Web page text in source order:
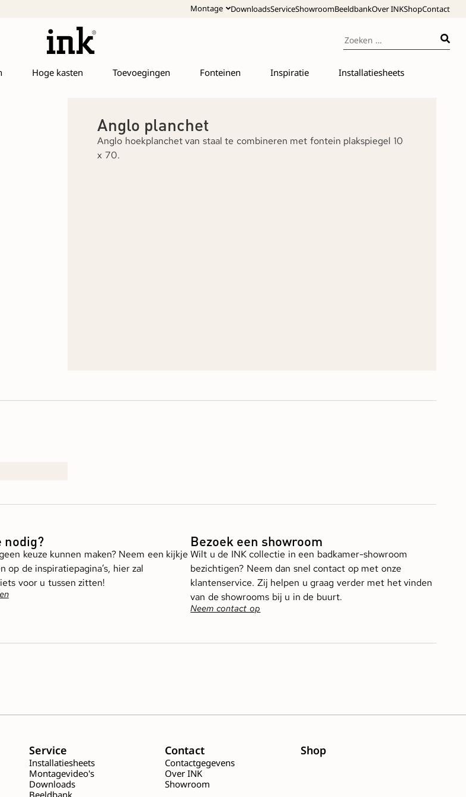
Montage DownloadsServiceShowroomBeeldbankOver INKShopContact
Hoge kasten Toevoegingen Fonteinen Inspiratie Installatiesheets
Anglo planchet
Anglo hoekplanchet van staal te combineren met fontein plakspiegel 10
x 70.
nodig?
keuze kunnen maken? Neem een kijkje
op de inspiratiepagina’s, hier zal
voor u tussen zitten!
Bezoek een showroom
Wilt u de INK collectie in een badkamer-showroom
bezichtigen? Neem dan snel contact op met onze
klantenservice. Zij helpen u graag verder met het vinden
van de showrooms bij u in de buurt.
Neem contact op
Service
Installatiesheets
Montagevideo's
Downloads
Beeldbank
Contact
Contactgegevens
Over INK
Showroom
Shop